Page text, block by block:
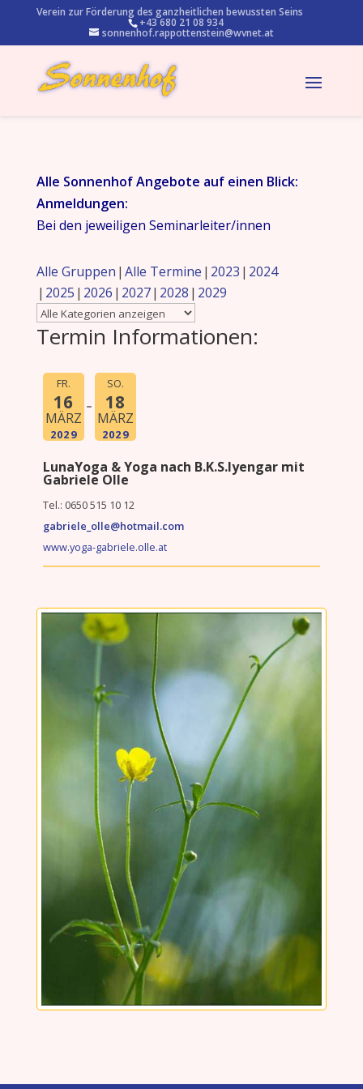
Verein zur Förderung des ganzheitlichen bewussten Seins
+43 680 21 08 934
sonnenhof.rappottenstein@wvnet.at
Alle Sonnenhof Angebote auf einen Blick:
Anmeldungen:
Bei den jeweiligen Seminarleiter/innen
Alle Gruppen Alle Termine 2023 2024
2025 2026 2027 2028 2029
Termin Informationen:
FR.
16
MÄRZ
2029
SO.
18
MÄRZ
2029
LunaYoga & Yoga nach B.K.S.Iyengar mit
Gabriele Olle
Tel.: 0650 515 10 12
gabriele_olle@hotmail.com
www.yoga-gabriele.olle.at